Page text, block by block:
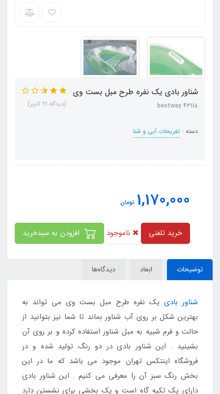
شناور بادی یک نفره طرح مبل بست وی
bestway 43118
دسته : تفریحات آبی و شنا
(دیدگاه 21 کاربر)
1,170,000 تومان
خرید تلفنی ناموجود
توضیحات ابعاد دیدگاه‌ها
شناور بادی یک نفره طرح مبل بست وی می تواند به
بهترین شکل بر روی آب شناور بماند تا شما نیز بتوانید از
حالت و فرم شبیه به مبل شناور استفاده کرده و بر روی آن
بشینید . این شناور بادی در دو رنگ تولید شده و در
فروشگاه اینتکس تهران موجود می باشد که ما در این
بخش رنگ سبز آن را معرفی می کنیم . این شناور بادی
دارای یک تکیه گاه است و یک بخشی برای نشستن دارد